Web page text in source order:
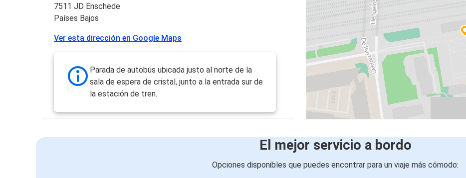
7511 JD Enschede
Países Bajos
Ver esta dirección en Google Maps
Parada de autobús ubicada justo al norte de la
sala de espera de cristal, junto a la entrada sur de
la estación de tren.
El mejor servicio a bordo
Opciones disponibles que puedes encontrar para un viaje más cómodo: